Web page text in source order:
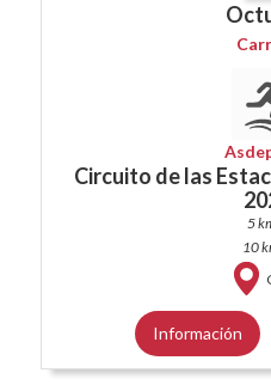
Circuito de las
5
10
Información